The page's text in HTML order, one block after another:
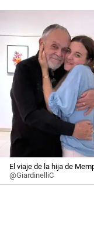
El viaje de la hija de
@GiardinelliC